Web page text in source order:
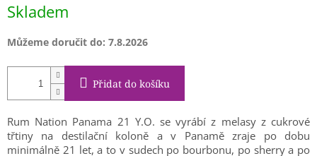
cena:
Skladem
Můžeme doručit do: 7.8.2026
Přidat do košíku
Rum Nation Panama 21 Y.O. se vyrábí z melasy z cukrové
třtiny na destilační koloně a v Panamě zraje po dobu
minimálně 21 let, a to v sudech po bourbonu, po sherry a po